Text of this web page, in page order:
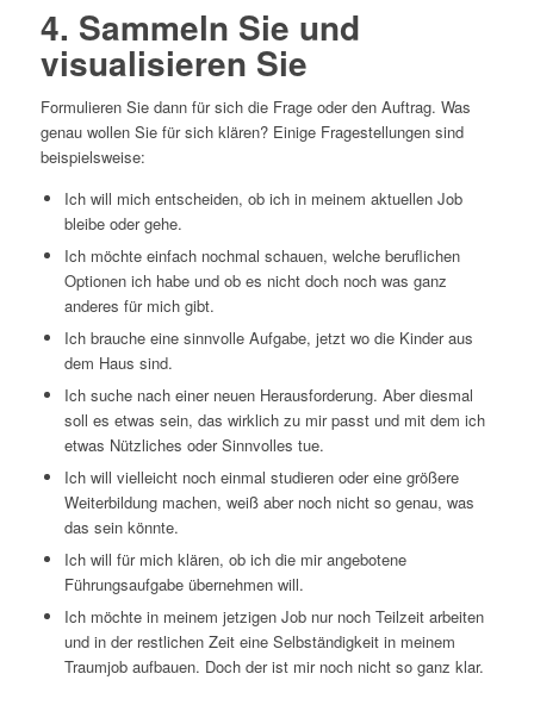
4. Sammeln Sie und
visualisieren Sie
Formulieren Sie dann für sich die Frage oder den Auftrag. Was
genau wollen Sie für sich klären? Einige Fragestellungen sind
beispielsweise:
Ich will mich entscheiden, ob ich in meinem aktuellen Job
bleibe oder gehe.
Ich möchte einfach nochmal schauen, welche beruflichen
Optionen ich habe und ob es nicht doch noch was ganz
anderes für mich gibt.
Ich brauche eine sinnvolle Aufgabe, jetzt wo die Kinder aus
dem Haus sind.
Ich suche nach einer neuen Herausforderung. Aber diesmal
soll es etwas sein, das wirklich zu mir passt und mit dem ich
etwas Nützliches oder Sinnvolles tue.
Ich will vielleicht noch einmal studieren oder eine größere
Weiterbildung machen, weiß aber noch nicht so genau, was
das sein könnte.
Ich will für mich klären, ob ich die mir angebotene
Führungsaufgabe übernehmen will.
Ich möchte in meinem jetzigen Job nur noch Teilzeit arbeiten
und in der restlichen Zeit eine Selbständigkeit in meinem
Traumjob aufbauen. Doch der ist mir noch nicht so ganz klar.